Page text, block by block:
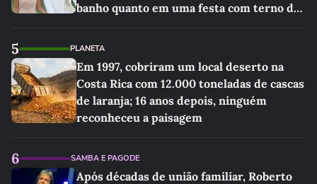
banho quanto em uma festa com terno de
5 PLANETA
Em 1997, cobriram um local deserto na
Costa Rica com 12.000 toneladas de cascas
de laranja; 16 anos depois, ninguém
reconheceu a paisagem
6 SAMBA E PAGODE
Após décadas de união familiar, Roberto